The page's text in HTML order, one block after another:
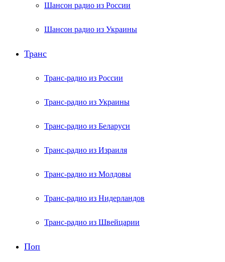
Шансон радио из России
Шансон радио из Украины
Транс
Транс-радио из России
Транс-радио из Украины
Транс-радио из Беларуси
Транс-радио из Израиля
Транс-радио из Молдовы
Транс-радио из Нидерландов
Транс-радио из Швейцарии
Поп